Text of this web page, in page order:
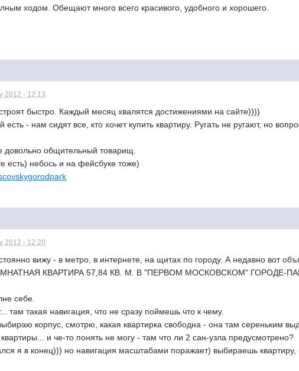
ходом. Обещают много всего красивого, удобного и хорошего.
2012 - 12:13
быстро. Каждый месяц хвалятся достижениями на сайте))))
есть - нам сидят все, кто хочет купить квартиру. Ругать не ругают, но
общительный товарищ.
есть) небось и на фейсбуке тоже)
2012 - 12:20
вижу - в метро, в интернете, на щитах по городу. А недавно вот
КВАРТИРА 57,84 КВ. М. В "ПЕРВОМ МОСКОВСКОМ" ГОРОДЕ-
себе.
там такая навигация, что не сразу поймешь что к чему.
корпус, смотрю, какая квартирка свободна - она там сереньким
и че-то понять не могу - там что ли 2 сан-узла предусмотрено?
я в конец))) но навигация масштабами поражает) выбираешь квартиру,